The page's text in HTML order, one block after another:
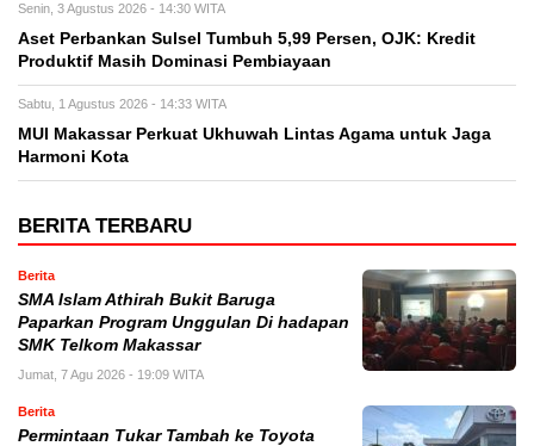
Senin, 3 Agustus 2026 - 14:30 WITA
Aset Perbankan Sulsel Tumbuh 5,99 Persen, OJK: Kredit
Produktif Masih Dominasi Pembiayaan
Sabtu, 1 Agustus 2026 - 14:33 WITA
MUI Makassar Perkuat Ukhuwah Lintas Agama untuk Jaga
Harmoni Kota
BERITA TERBARU
Berita
SMA Islam Athirah Bukit Baruga
Paparkan Program Unggulan Di hadapan
SMK Telkom Makassar
Jumat, 7 Agu 2026 - 19:09 WITA
Berita
Permintaan Tukar Tambah ke Toyota